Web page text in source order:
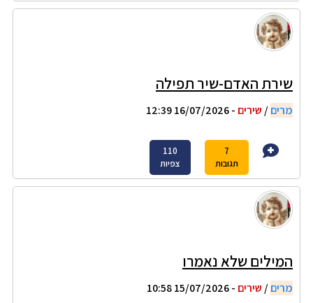
שירת האדם-שיר תפילה
מרים/ שירים - 16/07/2026 12:39
7
תגובות
110
צפיות
המילים שלא נאמרו
מרים/ שירים - 15/07/2026 10:58